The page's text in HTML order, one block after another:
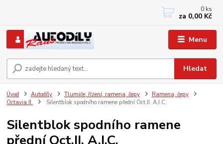
Menu
Hledat
+420 733767377
PO-PÁ: 8 - 12, 13 - 17
0 ks
za 0,00 Kč
Úvod Autodíly Tlumiče, řízení, ramena, čepy
Ramena, čepy
Octavia II.
Silentblok spodního ramene přední Oct.II. A.I.C.
Silentblok spodního ramene
přední Oct.II. A.I.C.